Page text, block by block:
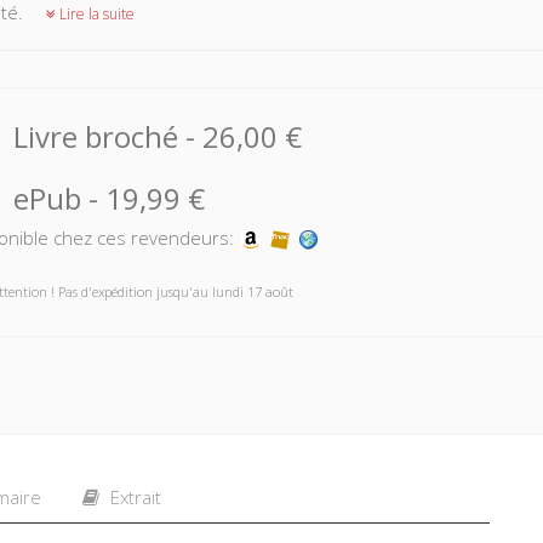
Lire la suite
Livre broché - 26,00 €
ePub - 19,99 €
chez ces revendeurs:
! Pas d'expédition jusqu'au lundi 17 août
Extrait